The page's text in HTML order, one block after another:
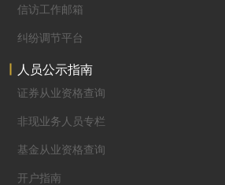
信访工作邮箱
纠纷调节平台
人员公示指南
证券从业资格查询
非现业务人员专栏
基金从业资格查询
开户指南